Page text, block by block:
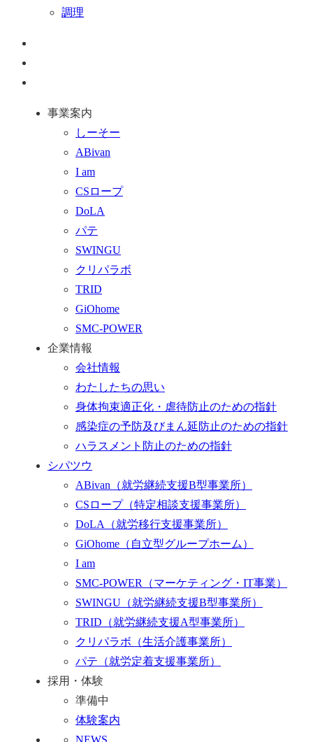
調理
事業案内
しーそー
ABivan
I am
CSロープ
DoLA
パテ
SWINGU
クリパラボ
TRID
GiOhome
SMC-POWER
企業情報
会社情報
わたしたちの思い
身体拘束適正化・虐待防止のための指針
感染症の予防及びまん延防止のための指針
ハラスメント防止のための指針
シパツウ
ABivan （就労継続支援B型事業所）
CSロープ （特定相談支援事業所）
DoLA （就労移行支援事業所）
GiOhome （自立型グループホーム）
I am
SMC-POWER （マーケティング・IT事業）
SWINGU （就労継続支援B型事業所）
TRID （就労継続支援A型事業所）
クリパラボ （生活介護事業所）
パテ （就労定着支援事業所）
採用・体験
準備中
体験案内